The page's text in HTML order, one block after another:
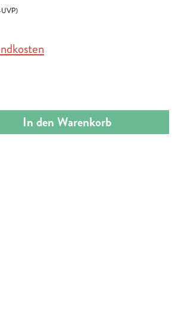
Wert ein oder
In den Warenkorb